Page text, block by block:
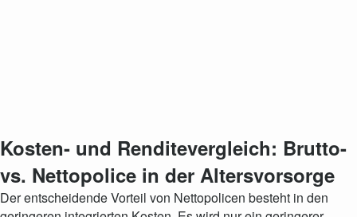
Kosten- und Renditevergleich: Brutto-
vs. Nettopolice in der Altersvorsorge
Der entscheidende Vorteil von Nettopolicen besteht in den